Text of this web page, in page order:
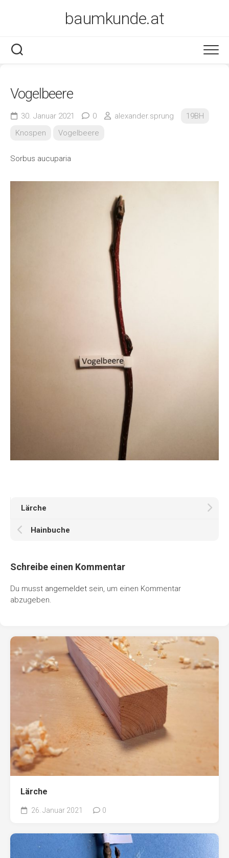
baumkunde.at
Vogelbeere
30. Januar 2021 0 alexander.sprung
19BH
Knospen
Vogelbeere
Sorbus aucuparia
Lärche
Hainbuche
Schreibe einen Kommentar
Du musst angemeldet sein, um einen Kommentar
abzugeben.
Lärche
26. Januar 2021 0